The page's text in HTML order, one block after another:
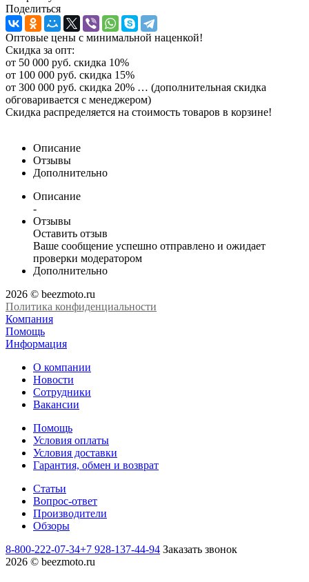
Поделиться
Оптовые цены с минимальной наценкой!
Скидка за опт:
от 50 000 руб. скидка 10%
от 100 000 руб. скидка 15%
от 300 000 руб. скидка 20% … (дополнительная скидка
обговаривается с менеджером)
Скидка распределяется на стоимость товаров в корзине!
Описание
Отзывы
Дополнительно
Описание
-
Отзывы
Оставить отзыв
Ваше сообщение успешно отправлено и ожидает
проверки модератором
Дополнительно
2026 © beezmoto.ru
Политика конфиденциальности
Компания
Помощь
Информация
О компании
Новости
Сотрудники
Вакансии
Помощь
Условия оплаты
Условия доставки
Гарантия, обмен и возврат
Статьи
Вопрос-ответ
Производители
Обзоры
8-800-222-07-34+7 928-137-44-94 Заказать звонок
2026 © beezmoto.ru